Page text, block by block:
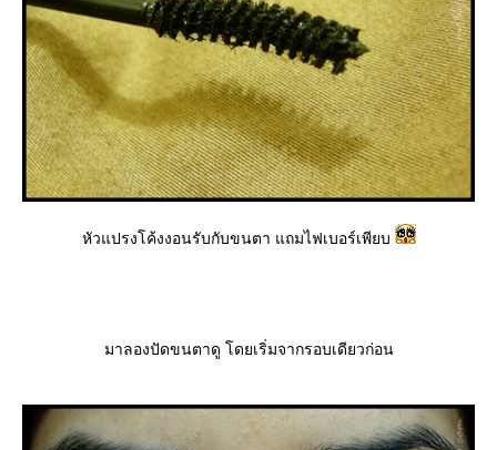
หัวแปรงโค้งงอนรับกับขนตา แถมไฟเบอร์เพียบ
มาลองปัดขนตาดู โดยเริ่มจากรอบเดียวก่อน